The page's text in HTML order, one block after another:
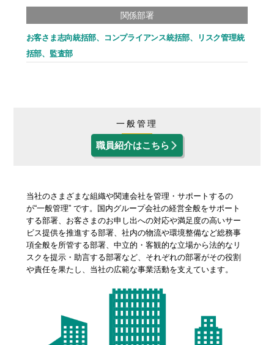
関係部署
お客さま志向統括部、コンプライアンス統括部、リスク管理統
括部、監査部
一般管理
職員紹介はこちら
当社のさまざまな組織や関連会社を管理・サポートするの
が“一般管理” です。国内グループ会社の経営全般をサポート
する部署、お客さまのお申し出への対応や満足度の高いサー
ビス提供を推進する部署、社内の物流や環境整備など総務事
項全般を所管する部署、中立的・客観的な立場から法的なリ
スクを提示・助言する部署など、それぞれの部署がその役割
や責任を果たし、当社の広範な事業活動を支えています。